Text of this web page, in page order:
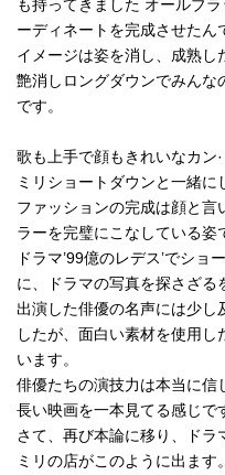
も持ってきました オールブ
ーディネートを完成させた
イメージは姿を消し、成熟し
艶消しロングダウンでみんな
です。
歌も上手で顔もきれいなカン
ミリショートダウンと一緒に
ファッションの完成は顔と言
ラーを完璧にこなしている姿
ドラマ’99億のレデス’でシ
に、ドラマの写真を探さざる
出演した俳優の名声には少し
したが、面白い素材を使用
います。
俳優たちの演技力は本当に信
長い映画を一本見てる感じで
さて、再び本論に移り、ドラ
ミリの店がこのように出ます。